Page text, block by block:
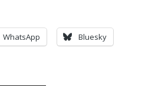
WhatsApp Bluesky